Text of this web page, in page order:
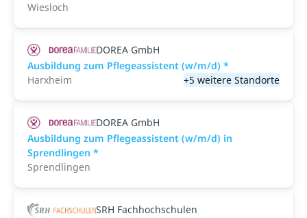
Wiesloch
DOREA GmbH
Ausbildung zum Pflegeassistent (w/m/d) *
Harxheim
+5 weitere Standorte
DOREA GmbH
Ausbildung zum Pflegeassistent (w/m/d) in
Sprendlingen *
Sprendlingen
SRH Fachhochschulen